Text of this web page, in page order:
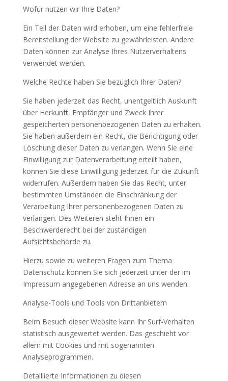
Wofür nutzen wir Ihre Daten?
Ein Teil der Daten wird erhoben, um eine fehlerfreie
Bereitstellung der Website zu gewährleisten. Andere
Daten können zur Analyse Ihres Nutzerverhaltens
verwendet werden.
Welche Rechte haben Sie bezüglich Ihrer Daten?
Sie haben jederzeit das Recht, unentgeltlich Auskunft
über Herkunft, Empfänger und Zweck Ihrer
gespeicherten personenbezogenen Daten zu erhalten.
Sie haben außerdem ein Recht, die Berichtigung oder
Löschung dieser Daten zu verlangen. Wenn Sie eine
Einwilligung zur Datenverarbeitung erteilt haben,
können Sie diese Einwilligung jederzeit für die Zukunft
widerrufen. Außerdem haben Sie das Recht, unter
bestimmten Umständen die Einschränkung der
Verarbeitung Ihrer personenbezogenen Daten zu
verlangen. Des Weiteren steht Ihnen ein
Beschwerderecht bei der zuständigen
Aufsichtsbehörde zu.
Hierzu sowie zu weiteren Fragen zum Thema
Datenschutz können Sie sich jederzeit unter der im
Impressum angegebenen Adresse an uns wenden.
Analyse-Tools und Tools von Drittanbietern
Beim Besuch dieser Website kann Ihr Surf-Verhalten
statistisch ausgewertet werden. Das geschieht vor
allem mit Cookies und mit sogenannten
Analyseprogrammen.
Detaillierte Informationen zu diesen